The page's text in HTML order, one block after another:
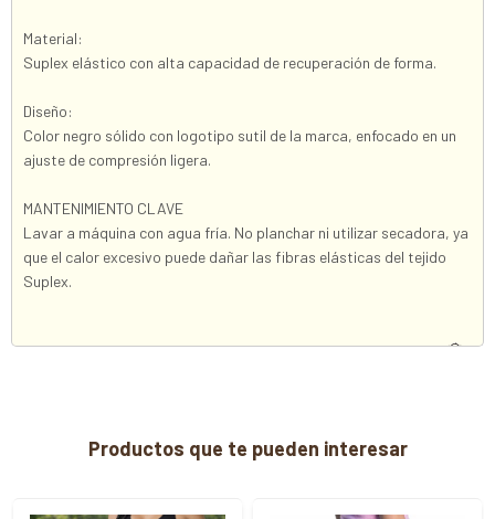
Material:
Suplex elástico con alta capacidad de recuperación de forma.
Diseño:
Color negro sólido con logotipo sutil de la marca, enfocado en un
ajuste de compresión ligera.
MANTENIMIENTO CLAVE
Lavar a máquina con agua fría. No planchar ni utilizar secadora, ya
que el calor excesivo puede dañar las fibras elásticas del tejido
Suplex.
Productos que te pueden interesar